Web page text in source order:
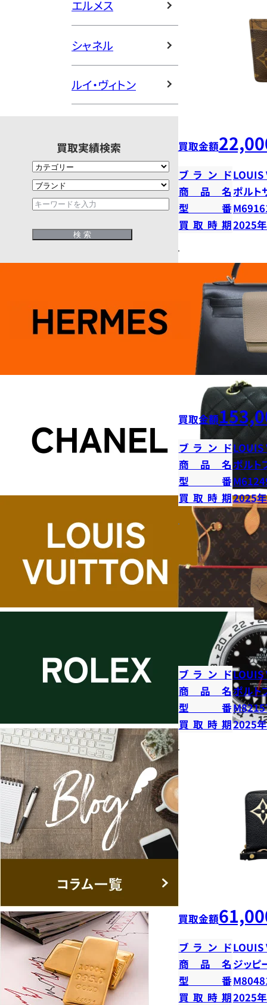
エルメス
シャネル
ルイ・ヴィトン
買取実績検索 買取金額
ブランドLOUIS
商品名ポルト
型番
買取時期2025
買取金額
ブランドLOUIS
商品名ポルト
型番
買取時期2025
ブランドLOUIS
商品名ポルト
型番
買取時期2025
買取金額
ブランドLOUIS
商品名 ジッピ
型番
買取時期2025